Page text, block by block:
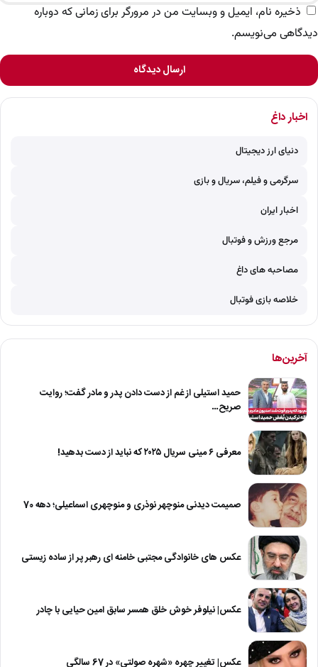
ذخیره نام، ایمیل و وبسایت من در مرورگر برای زمانی که دوباره
دیدگاهی می‌نویسم.
ارسال دیدگاه
اخبار داغ
دنیای ارز دیجیتال
سرگرمی و فیلم، سریال و بازی
اخبار ایران
مرجع ورزش و فوتبال
مصاحبه های داغ
خلاصه بازی فوتبال
آخرین‌ها
حمید استیلی از غم از دست دادن پدر و مادر گفت؛ روایت
صریح…
معرفی ۶ مینی سریال ۲۰۲۵ که نباید از دست بدهید!
صمیمت دیدنی منوچهر نوذری و منوچهری اسماعیلی؛ دهه 70
عکس های خانوادگی مجتبی خامنه ای رهبر پر از ساده زیستی
عکس| نیلوفر خوش خلق همسر سابق امین حیایی با چادر
عکس| تغییر چهره «شهره صولتی» در 67 سالگی